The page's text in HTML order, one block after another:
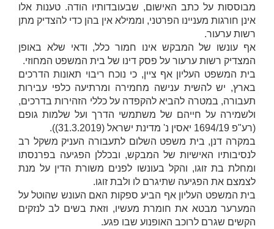
מבוססות על כתב האישום, שבעובדותיו הודה. טענות אלו
אינן חורגות מעניינו הפרטני, וממילא אין בהן כדי להצדיק מתן
רשות ערעור.
אף עונשו של המבקש אינו חמור כלל, ודאי שלא באופן
המצדיק רשות ערעור על פסק דינו של בית המשפט המחוזי.
בית המשפט העליון אף ציין, כי נוכח ריבוי תאונות הדרכים
בארץ, יש להשית ענישה מחמירה ומרתיעה כלפי עבירות
תעבורה, במטרה להביא להקפדה על כללי הזהירות בדרכים,
ולשמירה על חייהם של משתמשי הדרך ועל שלמות גופם
(רע"פ 1694/19
יאסין נ' מדינת ישראל (31.3.2019)).
במקרה דנן, בית משפט השלום לתעבורה העניק משקל רב
לנסיבותיו האישיות של המבקש, ובכללן הפגיעה בפרנסתו
ומחלת בת זוגו, והקל בעונשו לפנים משורת הדין על מנת
לצמצם את הפגיעה שתיגרם לו ולבת זוגו.
בית המשפט העליון אף הביע ספקות האם העונש שהוטל על
המערער מבטא את חומרת מעשיו, וזאת בשים לב לנזקים
הקשים שגרם לרוכב האופנוע שבו פגע.